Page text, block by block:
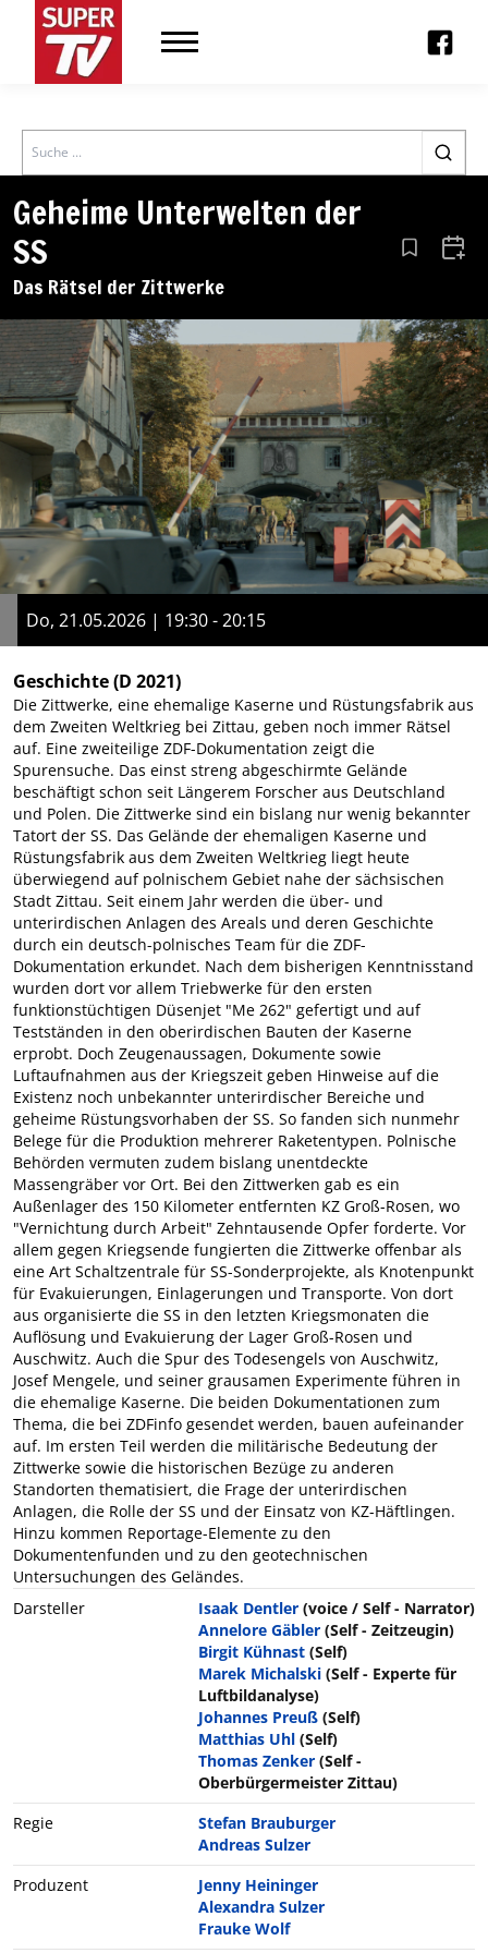
Search
Geheime Unterwelten der
SS
Das Rätsel der Zittwerke
Aus den
Do, 21.05.2026 | 19:30 - 20:15
Geschichte(D 2021)
Die Zittwerke, eine ehemalige Kaserne und Rüstungsfabrik aus
dem Zweiten Weltkrieg bei Zittau, geben noch immer Rätsel
auf. Eine zweiteilige ZDF-Dokumentation zeigt die
Spurensuche. Das einst streng abgeschirmte Gelände
beschäftigt schon seit Längerem Forscher aus Deutschland
und Polen. Die Zittwerke sind ein bislang nur wenig bekannter
Tatort der SS. Das Gelände der ehemaligen Kaserne und
Rüstungsfabrik aus dem Zweiten Weltkrieg liegt heute
überwiegend auf polnischem Gebiet nahe der sächsischen
Stadt Zittau. Seit einem Jahr werden die über- und
unterirdischen Anlagen des Areals und deren Geschichte
durch ein deutsch-polnisches Team für die ZDF-
Dokumentation erkundet. Nach dem bisherigen Kenntnisstand
wurden dort vor allem Triebwerke für den ersten
funktionstüchtigen Düsenjet "Me 262" gefertigt und auf
Testständen in den oberirdischen Bauten der Kaserne
erprobt. Doch Zeugenaussagen, Dokumente sowie
Luftaufnahmen aus der Kriegszeit geben Hinweise auf die
Existenz noch unbekannter unterirdischer Bereiche und
geheime Rüstungsvorhaben der SS. So fanden sich nunmehr
Belege für die Produktion mehrerer Raketentypen. Polnische
Behörden vermuten zudem bislang unentdeckte
Massengräber vor Ort. Bei den Zittwerken gab es ein
Außenlager des 150 Kilometer entfernten KZ Groß-Rosen, wo
"Vernichtung durch Arbeit" Zehntausende Opfer forderte. Vor
allem gegen Kriegsende fungierten die Zittwerke offenbar als
eine Art Schaltzentrale für SS-Sonderprojekte, als Knotenpunkt
für Evakuierungen, Einlagerungen und Transporte. Von dort
aus organisierte die SS in den letzten Kriegsmonaten die
Auflösung und Evakuierung der Lager Groß-Rosen und
Auschwitz. Auch die Spur des Todesengels von Auschwitz,
Josef Mengele, und seiner grausamen Experimente führen in
die ehemalige Kaserne. Die beiden Dokumentationen zum
Thema, die bei ZDFinfo gesendet werden, bauen aufeinander
auf. Im ersten Teil werden die militärische Bedeutung der
Zittwerke sowie die historischen Bezüge zu anderen
Standorten thematisiert, die Frage der unterirdischen
Anlagen, die Rolle der SS und der Einsatz von KZ-Häftlingen.
Hinzu kommen Reportage-Elemente zu den
Dokumentenfunden und zu den geotechnischen
Untersuchungen des Geländes.
Darsteller
Isaak Dentler (voice / Self - Narrator)
Annelore Gäbler (Self - Zeitzeugin)
Birgit Kühnast (Self)
Marek Michalski (Self - Experte für
Luftbildanalyse)
Johannes Preuß (Self)
Matthias Uhl (Self)
Thomas Zenker (Self -
Oberbürgermeister Zittau)
Regie
Stefan Brauburger
Andreas Sulzer
Produzent
Jenny Heininger
Alexandra Sulzer
Frauke Wolf